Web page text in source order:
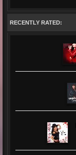
RECENTLY RATED: